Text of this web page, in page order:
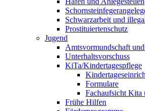
Schwarzarbeit und
Prostituiertenschutz
Jugend
Amtsvormundschaft
Unterhaltsvorschuss
KiTa/Kindertagespflege
Formulare
Fachaufsicht Kita
Frühe Hilfen